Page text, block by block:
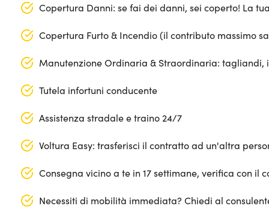
Copertura Danni: se fai dei danni, sei coperto! La
Copertura Furto & Incendio (il contributo massimo
Manutenzione Ordinaria & Straordinaria: tagliandi,
Tutela infortuni conducente
Assistenza stradale e traino 24/7
Voltura Easy: trasferisci il contratto ad un'altra
Consegna vicino a te in 17 settimane, verifica con il
Necessiti di mobilità immediata? Chiedi al